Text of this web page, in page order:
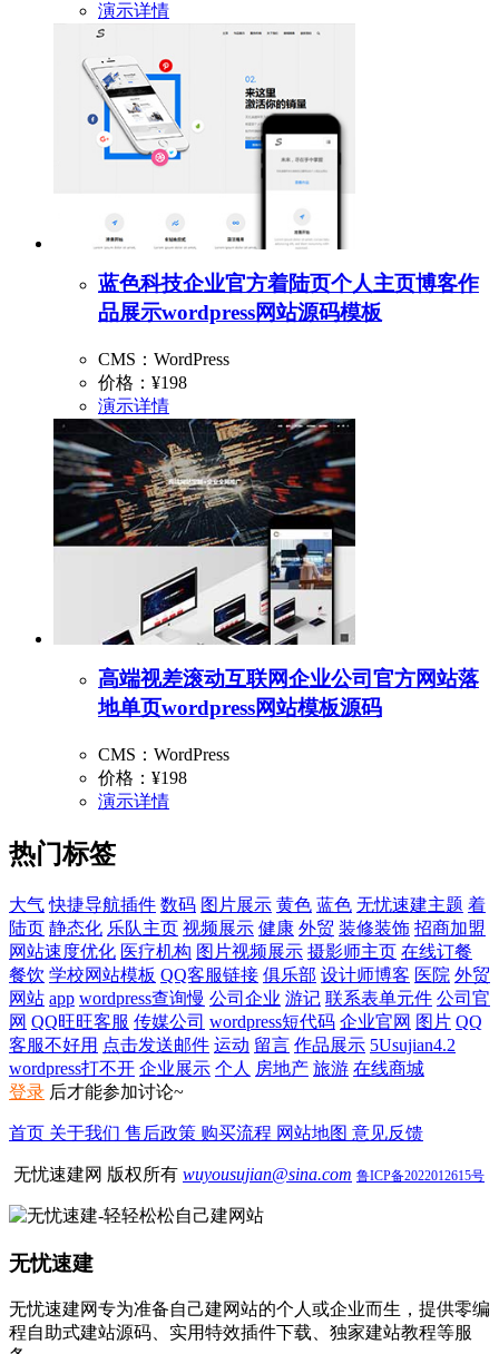
演示详情
蓝色科技企业官方着陆页个人主页博客作
品展示wordpress网站源码模板
CMS：WordPress
价格： ¥198
演示详情
高端视差滚动互联网企业公司官方网站落
地单页wordpress网站模板源码
CMS：WordPress
价格： ¥198
演示详情
热门标签
大气 快捷导航插件 数码 图片展示 黄色 蓝色 无忧速建主题 着
陆页 静态化 乐队主页 视频展示 健康 外贸 装修装饰 招商加盟
网站速度优化 医疗机构 图片视频展示 摄影师主页 在线订餐
餐饮 学校网站模板 QQ客服链接 俱乐部 设计师博客 医院 外贸
网站 app wordpress查询慢 公司企业 游记 联系表单元件 公司官
网 QQ旺旺客服 传媒公司 wordpress短代码 企业官网 图片 QQ
客服不好用 点击发送邮件 运动 留言 作品展示 5Usujian4.2
wordpress打不开 企业展示 个人 房地产 旅游 在线商城
登录 后才能参加讨论~
首页 关于我们 售后政策 购买流程 网站地图 意见反馈
无忧速建网 版权所有 wuyousujian@sina.com 鲁ICP备2022012615号
无忧速建
无忧速建网专为准备自己建网站的个人或企业而生，提供零编
程自助式建站源码、实用特效插件下载、独家建站教程等服